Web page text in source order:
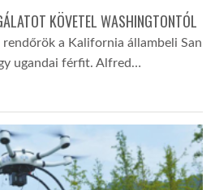
KÖVETEL WASHINGTONTÓL
a Kalifornia állambeli San
ugandai férfit. Alfred…